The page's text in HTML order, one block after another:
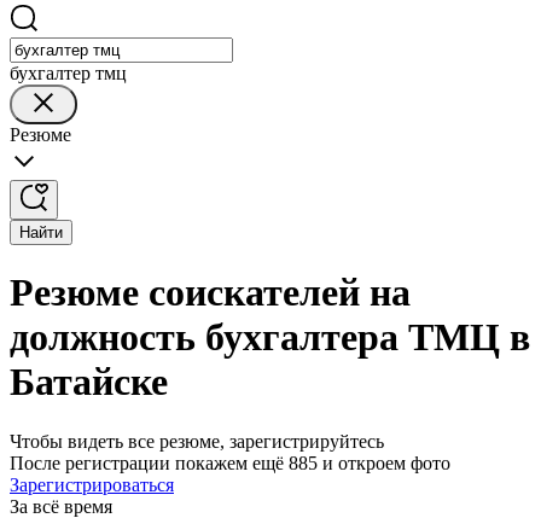
бухгалтер тмц
Резюме
Найти
Резюме соискателей на
должность бухгалтера ТМЦ в
Батайске
Чтобы видеть все резюме, зарегистрируйтесь
После регистрации покажем ещё 885 и откроем фото
Зарегистрироваться
За всё время